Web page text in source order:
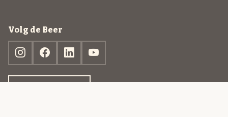
Volg de Beer